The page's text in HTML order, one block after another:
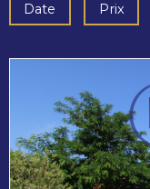
Date Prix